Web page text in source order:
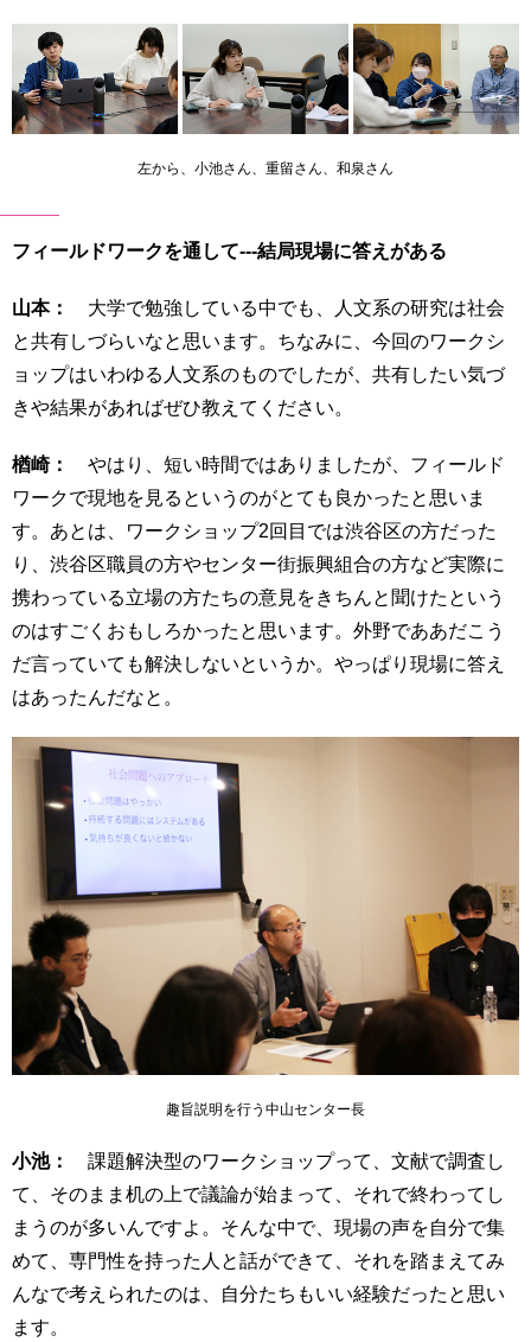
左から、小池さん、重留さん、和泉さん
フィールドワークを通して---結局現場に答えがある
山本：
大学で勉強している中でも、人文系の研究は社会
と共有しづらいなと思います。ちなみに、今回のワークシ
ョップはいわゆる人文系のものでしたが、共有したい気づ
きや結果があればぜひ教えてください。
楢崎：
やはり、短い時間ではありましたが、フィールド
ワークで現地を見るというのがとても良かったと思いま
す。あとは、ワークショップ2回目では渋谷区の方だった
り、渋谷区職員の方やセンター街振興組合の方など実際に
携わっている立場の方たちの意見をきちんと聞けたという
のはすごくおもしろかったと思います。外野でああだこう
だ言っていても解決しないというか。やっぱり現場に答え
はあったんだなと。
趣旨説明を行う中山センター長
小池：
課題解決型のワークショップって、文献で調査し
て、そのまま机の上で議論が始まって、それで終わってし
まうのが多いんですよ。そんな中で、現場の声を自分で集
めて、専門性を持った人と話ができて、それを踏まえてみ
んなで考えられたのは、自分たちもいい経験だったと思い
ます。